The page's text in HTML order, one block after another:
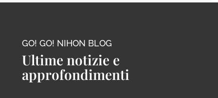
GO! GO! NIHON BLOG
Ultime notizie e
approfondimenti